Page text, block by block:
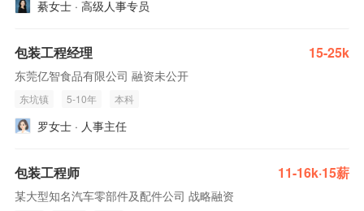
綦女士 · 高级人事专员
包装工程经理 15-25k
东莞亿智食品有限公司 融资未公开
东坑镇 5-10年 本科
罗女士 · 人事主任
包装工程师 11-16k·15薪
某大型知名汽车零部件及配件公司 战略融资